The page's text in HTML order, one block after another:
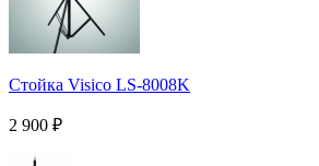
Стойка Visico LS-8008K
2 900 ₽